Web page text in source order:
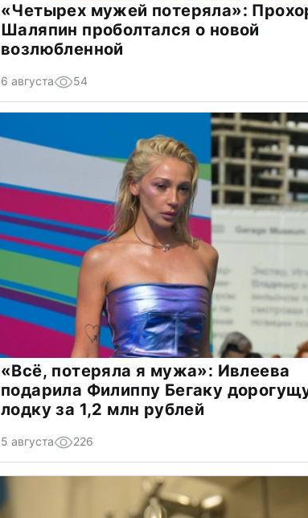
«Четырех мужей потеряла»:
Шаляпин проболтался о новой
возлюбленной
6 августа 54
«Всё, потеряла я мужа»: Ивлеева
подарила Филиппу Бегаку
лодку за 1,2 млн рублей
5 августа 226